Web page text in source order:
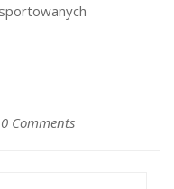
0 Comments